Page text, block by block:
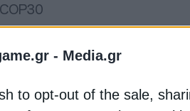
- Media.gr
to opt-out of the sale,
COP30